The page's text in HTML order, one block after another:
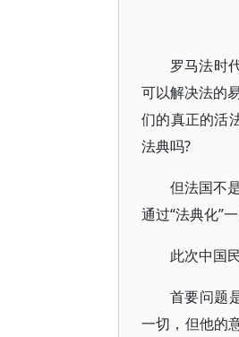
罗马法时
可以解决法的
们的真正的活
法典吗?
但法国不
通过“法典化”
此次中国
首要问题
一切，但他的